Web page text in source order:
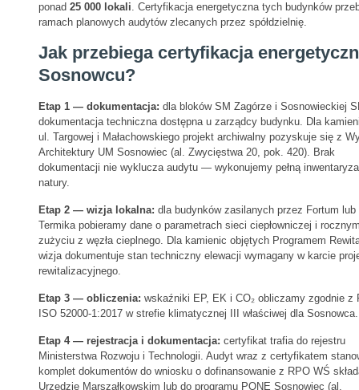
ponad 25 000 lokali. Certyfikacja energetyczna tych budynków
ramach planowych audytów zlecanych przez spółdzielnię.
Jak przebiega certyfikacja
Sosnowcu?
Etap 1 — dokumentacja: dla bloków SM Zagórze i Sosnowieckiej
dokumentacja techniczna dostępna u zarządcy budynku. Dla
ul. Targowej i Małachowskiego projekt archiwalny pozyskuje się z
Architektury UM Sosnowiec (al. Zwycięstwa 20, pok. 420). Brak
dokumentacji nie wyklucza audytu — wykonujemy pełną
natury.
Etap 2 — wizja lokalna: dla budynków zasilanych przez Fortum lub
Termika pobieramy dane o parametrach sieci ciepłowniczej i
zużyciu z węzła cieplnego. Dla kamienic objętych Programem
wizja dokumentuje stan techniczny elewacji wymagany w karcie
rewitalizacyjnego.
Etap 3 — obliczenia: wskaźniki EP, EK i CO₂ obliczamy zgodnie z
ISO 52000-1:2017 w strefie klimatycznej III właściwej dla Sosnowca.
Etap 4 — rejestracja i dokumentacja: certyfikat trafia do rejestru
Ministerstwa Rozwoju i Technologii. Audyt wraz z certyfikatem
komplet dokumentów do wniosku o dofinansowanie z RPO WŚ
Urzędzie Marszałkowskim lub do programu PONE Sosnowiec (al.